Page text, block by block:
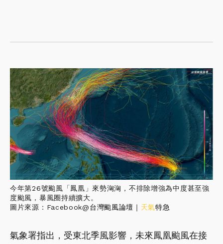
今年第26號颱風「鳳凰」來勢洶洶，不排除增強為中度甚至強
度颱風，暴風圈持續擴大。
圖片來源：Facebook@台灣颱風論壇｜ 天氣特急
氣象署指出，受東北季風影響，未來鳳凰颱風在接